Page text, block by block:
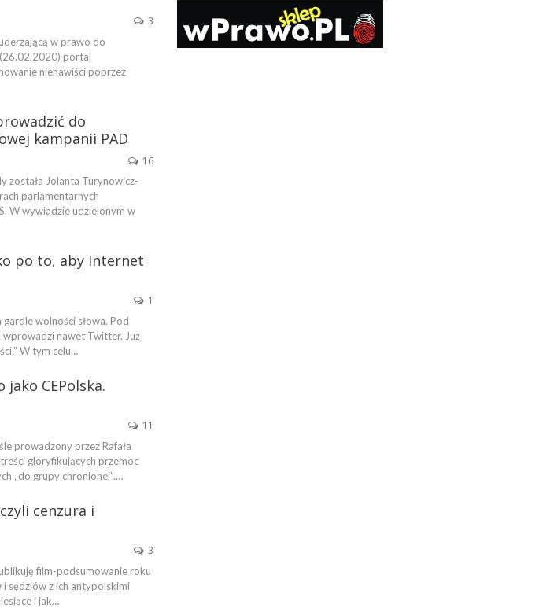
3
w prawo do
portal
nienawiści poprzez
do
kampanii PAD
16
została Jolanta Turynowicz-
parlamentarnych
W wywiadzie udzielonym w
po to, aby Internet
1
wolności słowa. Pod
wprowadzi nawet Twitter. Już
W tym celu…
jako CEPolska.
11
prowadzony przez Rafała
gloryfikujących przemoc
„do grupy chronionej”.…
cenzura i
3
film-podsumowanie roku
sędziów z ich antypolskimi
i jak…